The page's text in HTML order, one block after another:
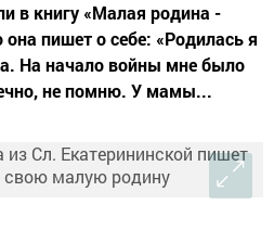
в книгу «Малая родина -
пишет о себе: «Родилась я
На начало войны мне было
не помню. У мамы...